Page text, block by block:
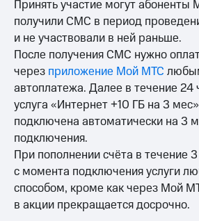
Оформить
eSIM
SIM-
для
иностранцев
Оформить
чистый
номер
Выбрать
красивый
номер
с карты
МТС
Деньги
Выберите
и подключите
ТВ
с выгодным
тарифом
Интернет,
ТВ и телефон
для дома
Принять участие могут абоненты
получили СМС в период
и не участвовали в ней раньше.
После получения СМС нужно
через приложение Мой МТС
автоплатежа. Далее в течение 24
услуга «Интернет +10 ГБ на 3
подключена автоматически на 3
подключения.
При пополнении счёта в течение
с момента подключения услуги
способом, кроме как через Мой
в акции прекращается досрочно.